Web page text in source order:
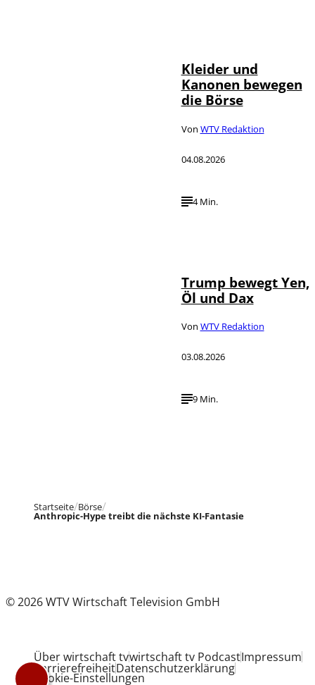
Kleider und
Kanonen bewegen
die Börse
Von WTV Redaktion
04.08.2026
4 Min.
Trump bewegt Yen,
Öl und Dax
Von WTV Redaktion
03.08.2026
9 Min.
Startseite Börse
Anthropic-Hype treibt die nächste KI-Fantasie
© 2026 WTV Wirtschaft Television GmbH
Über wirtschaft tvwirtschaft tv PodcastImpressum
BarrierefreiheitDatenschutzerklärung
Cookie-Einstellungen